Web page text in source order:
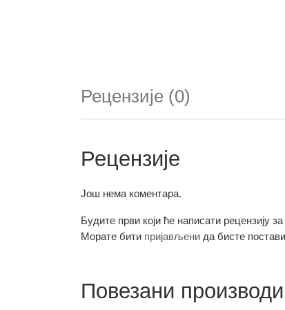
Рецензије (0)
Рецензије
Још нема коментара.
Будите први који ће написати рецензију
Морате бити пријављени да бисте
Повезани производи